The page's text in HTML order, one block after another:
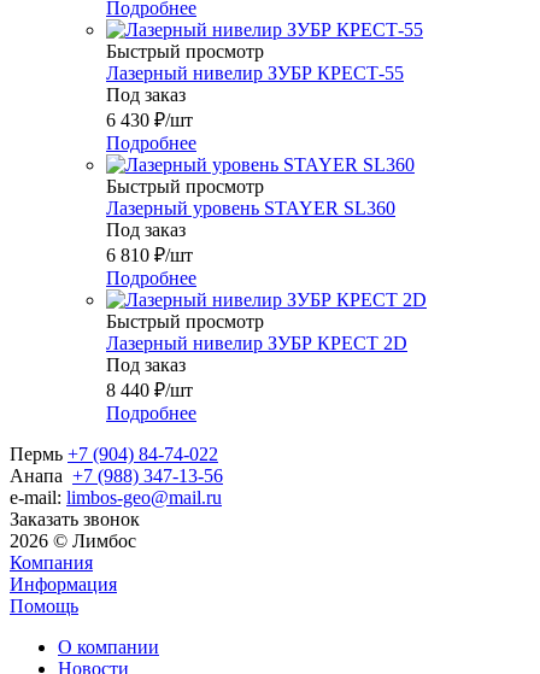
Подробнее
Быстрый просмотр
Лазерный нивелир ЗУБР КРЕСТ-55
Под заказ
6 430 ₽/шт
Подробнее
Быстрый просмотр
Лазерный уровень STAYER SL360
Под заказ
6 810 ₽/шт
Подробнее
Быстрый просмотр
Лазерный нивелир ЗУБР КРЕСТ 2D
Под заказ
8 440 ₽/шт
Подробнее
Пермь +7 (904) 84-74-022
Анапа +7 (988) 347-13-56
e-mail: limbos-geo@mail.ru
Заказать звонок
2026 © Лимбос
Компания
Информация
Помощь
О компании
Новости